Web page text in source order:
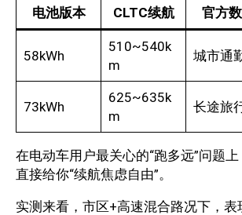
电池版本 CLTC续航 官方
58kWh
510~540k
m
城市通
73kWh
625~635k
m
长途旅
在电动车用户最关心的“跑多远”问题上
直接给你“续航焦虑自由”。
实测来看，市区+高速混合路况下，表